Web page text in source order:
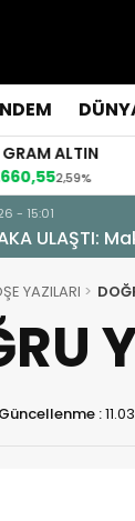
GRAM ALTIN
2,59%
- 15:01
ULAŞTI:
YAZILARI
Güncellenme :